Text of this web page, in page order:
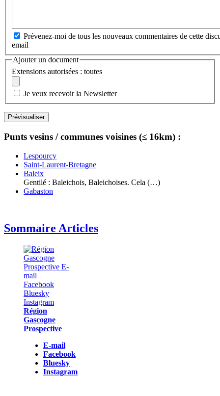
Prévenez-moi de tous les nouveaux commentaires de cette
email
Ajouter un document
Extensions autorisées : toutes
Je veux recevoir la Newsletter
Punts vesins / communes voisines (≤ 16km) :
Lespourcy
Saint-Laurent-Bretagne
Baleix
Gentilé : Baleichois, Baleichoises. Cela (…)
Gabaston
Sommaire Articles
Région
Gascogne
Prospective
E-mail
Facebook
Bluesky
Instagram